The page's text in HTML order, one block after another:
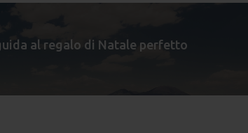
al regalo di Natale perfetto